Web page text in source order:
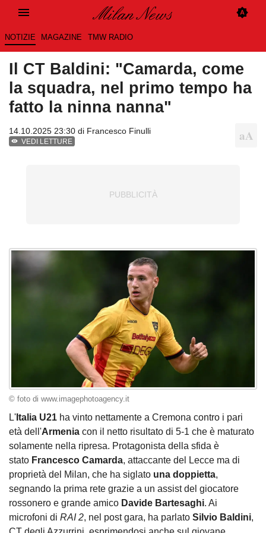
NOTIZIE MAGAZINE TMW RADIO
Il CT Baldini: "Camarda, come
la squadra, nel primo tempo ha
fatto la ninna nanna"
14.10.2025 23:30 di Francesco Finulli
VEDI LETTURE
© foto di www.imagephotoagency.it
L' Italia U21 ha vinto nettamente a Cremona contro i pari
età dell'Armenia con il netto risultato di 5-1 che è maturato
solamente nella ripresa. Protagonista della sfida è
stato Francesco Camarda, attaccante del Lecce ma di
proprietà del Milan, che ha siglato una doppietta,
segnando la prima rete grazie a un assist del giocatore
rossonero e grande amico Davide Bartesaghi. Ai
microfoni di RAI 2, nel post gara, ha parlato Silvio Baldini,